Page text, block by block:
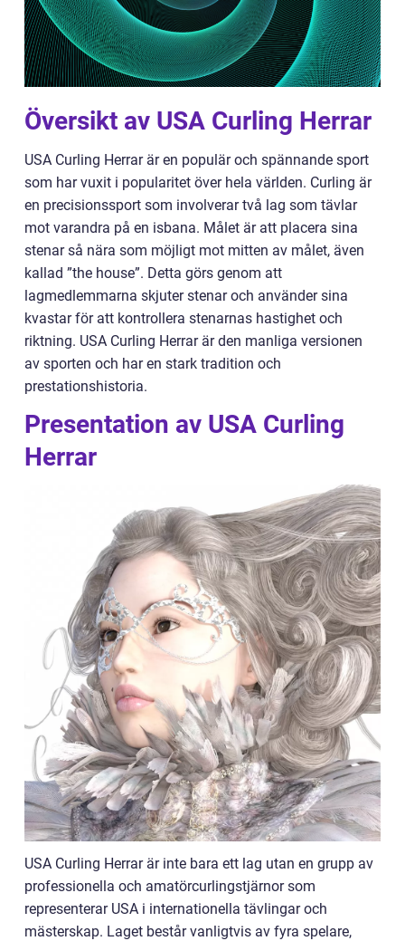
Översikt av USA Curling Herrar
USA Curling Herrar är en populär och spännande sport
som har vuxit i popularitet över hela världen. Curling är
en precisionssport som involverar två lag som tävlar
mot varandra på en isbana. Målet är att placera sina
stenar så nära som möjligt mot mitten av målet, även
kallad ”the house”. Detta görs genom att
lagmedlemmarna skjuter stenar och använder sina
kvastar för att kontrollera stenarnas hastighet och
riktning. USA Curling Herrar är den manliga versionen
av sporten och har en stark tradition och
prestationshistoria.
Presentation av USA Curling
Herrar
USA Curling Herrar är inte bara ett lag utan en grupp av
professionella och amatörcurlingstjärnor som
representerar USA i internationella tävlingar och
mästerskap. Laget består vanligtvis av fyra spelare,